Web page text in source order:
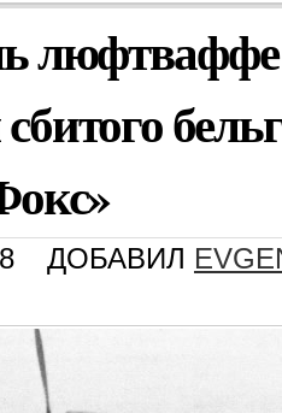
ДОБАВИЛ